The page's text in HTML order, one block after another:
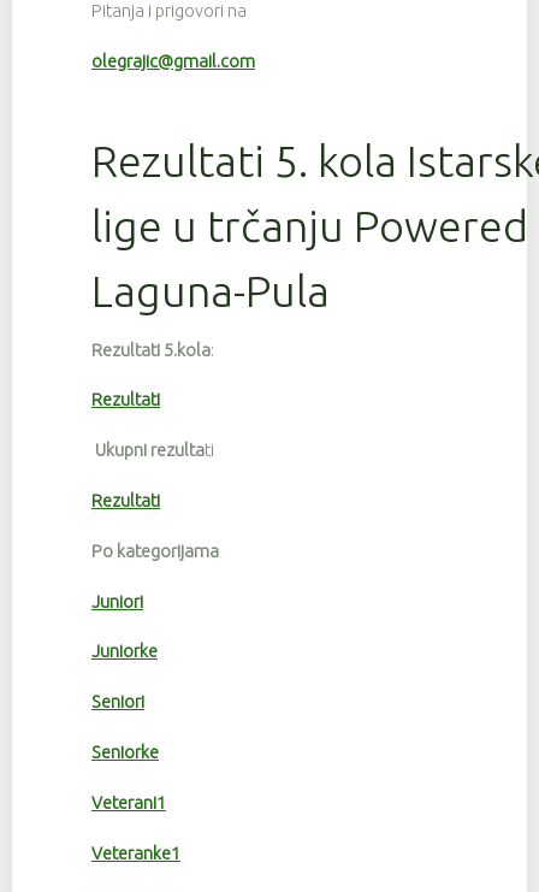
Pitanja i prigovori na
olegrajic@gmail.com
Rezultati 5. kola
lige u trčanju Powered
Laguna-Pula
Rezultati 5.kola:
Rezultati
Ukupni rezultati
Rezultati
Po kategorijama
Juniori
Juniorke
Seniori
Seniorke
Veterani1
Veteranke1